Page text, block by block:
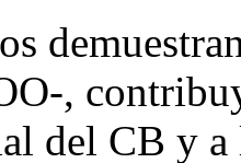
,
del CB y a